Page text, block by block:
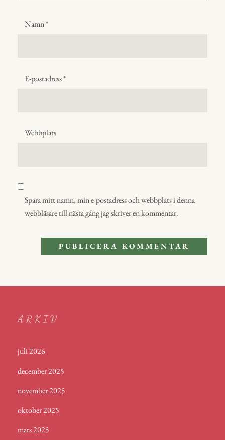
Namn*
E-postadress*
Webbplats
Spara mitt namn, min e-postadress och webbplats i denna
webbläsare till nästa gång jag skriver en kommentar.
ARKIV
juli 2026
december 2025
november 2025
oktober 2025
mars 2025